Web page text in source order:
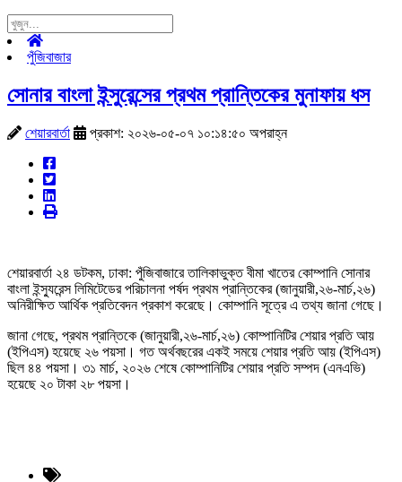
পুঁজিবাজার
সোনার বাংলা ইন্সুরেন্সের প্রথম প্রান্তিকের মুনাফায় ধস
শেয়ারবার্তা প্রকাশ: ২০২৬-০৫-০৭ ১০:১৪:৫০ অপরাহ্ন
শেয়ারবার্তা ২৪ ডটকম, ঢাকা: পুঁজিবাজারে তালিকাভুক্ত বীমা খাতের কোম্পানি সোনার
বাংলা ইন্স্যুরেন্স লিমিটেডের পরিচালনা পর্ষদ প্রথম প্রান্তিকের (জানুয়ারী,২৬-মার্চ,২৬)
অনিরীক্ষিত আর্থিক প্রতিবেদন প্রকাশ করেছে। কোম্পানি সূত্রে এ তথ্য জানা গেছে।
জানা গেছে, প্রথম প্রান্তিকে (জানুয়ারী,২৬-মার্চ,২৬) কোম্পানিটির শেয়ার প্রতি আয়
(ইপিএস) হয়েছে ২৬ পয়সা। গত অর্থবছরের একই সময়ে শেয়ার প্রতি আয় (ইপিএস)
ছিল ৪৪ পয়সা। ৩১ মার্চ, ২০২৬ শেষে কোম্পানিটির শেয়ার প্রতি সম্পদ (এনএভি)
হয়েছে ২০ টাকা ২৮ পয়সা।